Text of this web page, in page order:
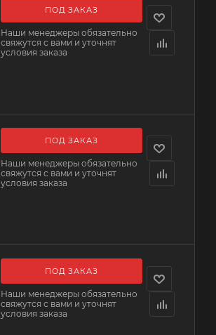
ПОД ЗАКАЗ
Наши менеджеры обязательно
свяжутся с вами и уточнят
условия заказа
ПОД ЗАКАЗ
Наши менеджеры обязательно
свяжутся с вами и уточнят
условия заказа
ПОД ЗАКАЗ
Наши менеджеры обязательно
свяжутся с вами и уточнят
условия заказа